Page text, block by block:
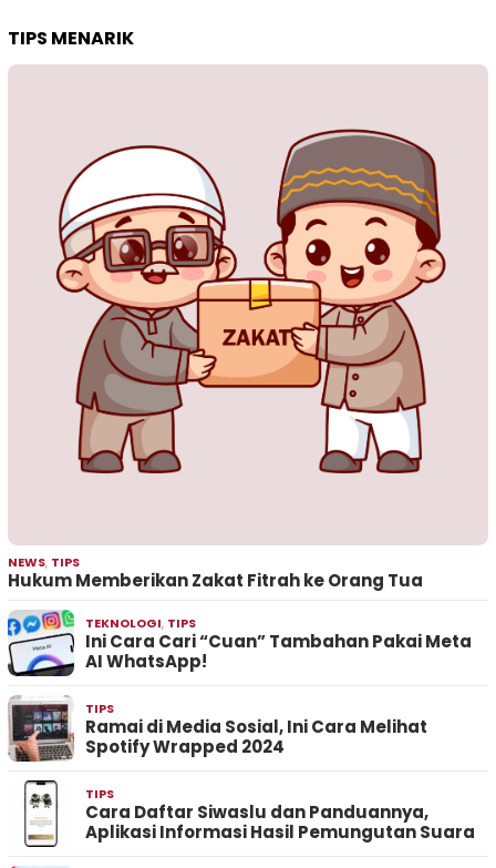
TIPS MENARIK
NEWS, TIPS
Hukum Memberikan Zakat Fitrah ke Orang Tua
TEKNOLOGI, TIPS
Ini Cara Cari “Cuan” Tambahan Pakai Meta
AI WhatsApp!
TIPS
Ramai di Media Sosial, Ini Cara Melihat
Spotify Wrapped 2024
TIPS
Cara Daftar Siwaslu dan Panduannya,
Aplikasi Informasi Hasil Pemungutan Suara